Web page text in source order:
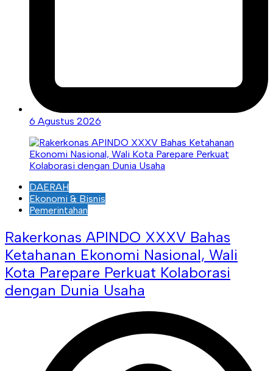
6 Agustus 2026
DAERAH
Ekonomi & Bisnis
Pemerintahan
Rakerkonas APINDO XXXV Bahas
Ketahanan Ekonomi Nasional, Wali
Kota Parepare Perkuat Kolaborasi
dengan Dunia Usaha